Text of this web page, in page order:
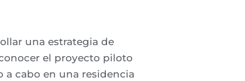
una estrategia de
el proyecto piloto
a cabo en una residencia